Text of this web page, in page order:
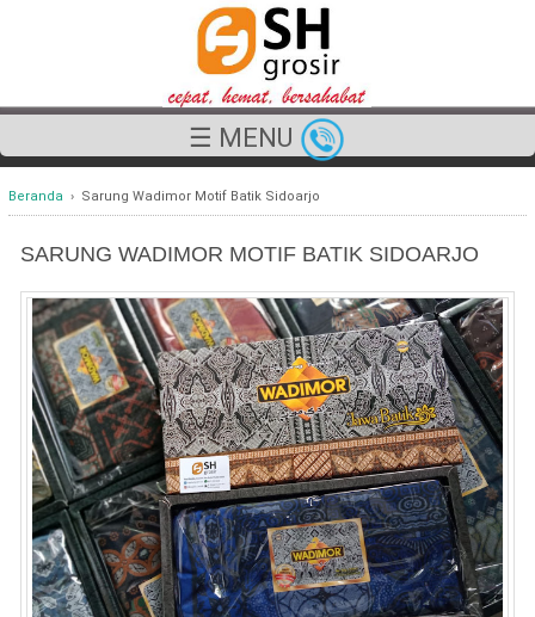
☰ MENU
Beranda › Sarung Wadimor Motif Batik Sidoarjo
SARUNG WADIMOR MOTIF BATIK SIDOARJO